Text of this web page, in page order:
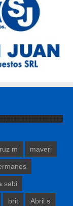
m maveri
sabi
brit Abril s